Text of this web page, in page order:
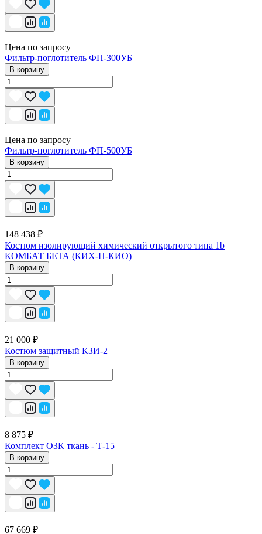
Цена по запросу
Фильтр-поглотитель ФП-300УБ
В корзину
Цена по запросу
Фильтр-поглотитель ФП-500УБ
В корзину
148 438 ₽
Костюм изолирующий химический открытого типа 1b
КОМБАТ БЕТА (КИХ-П-КИО)
В корзину
21 000 ₽
Костюм защитный КЗИ-2
В корзину
8 875 ₽
Комплект ОЗК ткань - Т-15
В корзину
67 669 ₽